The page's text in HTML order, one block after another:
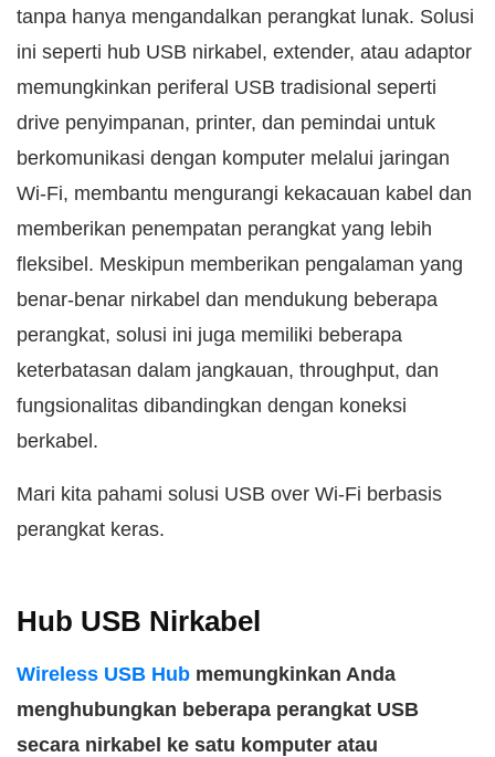
tanpa hanya mengandalkan perangkat lunak. Solusi
ini seperti hub USB nirkabel, extender, atau adaptor
memungkinkan periferal USB tradisional seperti
drive penyimpanan, printer, dan pemindai untuk
berkomunikasi dengan komputer melalui jaringan
Wi-Fi, membantu mengurangi kekacauan kabel dan
memberikan penempatan perangkat yang lebih
fleksibel. Meskipun memberikan pengalaman yang
benar-benar nirkabel dan mendukung beberapa
perangkat, solusi ini juga memiliki beberapa
keterbatasan dalam jangkauan, throughput, dan
fungsionalitas dibandingkan dengan koneksi
berkabel.
Mari kita pahami solusi USB over Wi-Fi berbasis
perangkat keras.
Hub USB Nirkabel
Wireless USB Hub memungkinkan Anda
menghubungkan beberapa perangkat USB
secara nirkabel ke satu komputer atau